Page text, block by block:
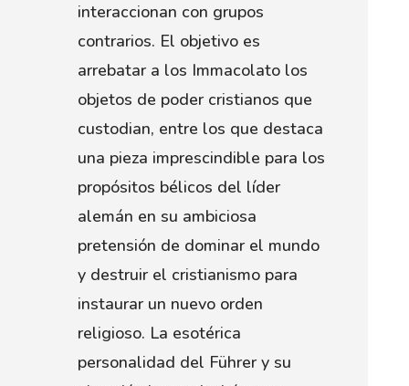
interaccionan con grupos
contrarios. El objetivo es
arrebatar a los Immacolato los
objetos de poder cristianos que
custodian, entre los que destaca
una pieza imprescindible para los
propósitos bélicos del líder
alemán en su ambiciosa
pretensión de dominar el mundo
y destruir el cristianismo para
instaurar un nuevo orden
religioso. La esotérica
personalidad del Führer y su